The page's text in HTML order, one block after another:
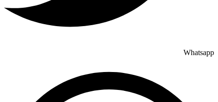
Whatsapp